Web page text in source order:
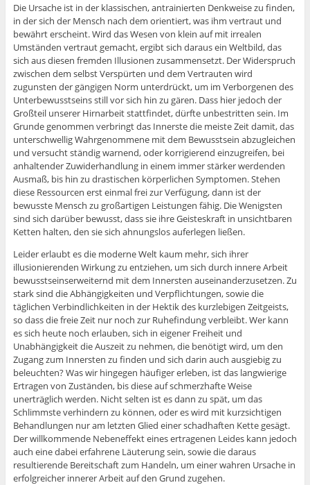
Die Ursache ist in der klassischen, antrainierten Denkweise zu finden,
in der sich der Mensch nach dem orientiert, was ihm vertraut und
bewährt erscheint. Wird das Wesen von klein auf mit irrealen
Umständen vertraut gemacht, ergibt sich daraus ein Weltbild, das
sich aus diesen fremden Illusionen zusammensetzt. Der Widerspruch
zwischen dem selbst Verspürten und dem Vertrauten wird
zugunsten der gängigen Norm unterdrückt, um im Verborgenen des
Unterbewusstseins still vor sich hin zu gären. Dass hier jedoch der
Großteil unserer Hirnarbeit stattfindet, dürfte unbestritten sein. Im
Grunde genommen verbringt das Innerste die meiste Zeit damit, das
unterschwellig Wahrgenommene mit dem Bewusstsein abzugleichen
und versucht ständig warnend, oder korrigierend einzugreifen, bei
anhaltender Zuwiderhandlung in einem immer stärker werdenden
Ausmaß, bis hin zu drastischen körperlichen Symptomen. Stehen
diese Ressourcen erst einmal frei zur Verfügung, dann ist der
bewusste Mensch zu großartigen Leistungen fähig. Die Wenigsten
sind sich darüber bewusst, dass sie ihre Geisteskraft in unsichtbaren
Ketten halten, den sie sich ahnungslos auferlegen ließen.
Leider erlaubt es die moderne Welt kaum mehr, sich ihrer
illusionierenden Wirkung zu entziehen, um sich durch innere Arbeit
bewusstseinserweiternd mit dem Innersten auseinanderzusetzen. Zu
stark sind die Abhängigkeiten und Verpflichtungen, sowie die
täglichen Verbindlichkeiten in der Hektik des kurzlebigen Zeitgeists,
so dass die freie Zeit nur noch zur Ruhefindung verbleibt. Wer kann
es sich heute noch erlauben, sich in eigener Freiheit und
Unabhängigkeit die Auszeit zu nehmen, die benötigt wird, um den
Zugang zum Innersten zu finden und sich darin auch ausgiebig zu
beleuchten? Was wir hingegen häufiger erleben, ist das langwierige
Ertragen von Zuständen, bis diese auf schmerzhafte Weise
unerträglich werden. Nicht selten ist es dann zu spät, um das
Schlimmste verhindern zu können, oder es wird mit kurzsichtigen
Behandlungen nur am letzten Glied einer schadhaften Kette gesägt.
Der willkommende Nebeneffekt eines ertragenen Leides kann jedoch
auch eine dabei erfahrene Läuterung sein, sowie die daraus
resultierende Bereitschaft zum Handeln, um einer wahren Ursache in
erfolgreicher innerer Arbeit auf den Grund zugehen.